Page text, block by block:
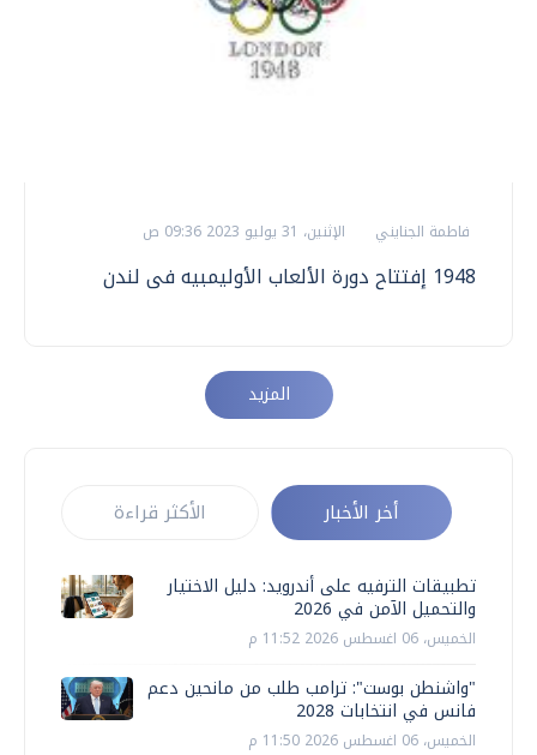
فاطمة الجنايني الإثنين، 31 يوليو 2023 09:36 ص
1948 إفتتاح دورة الألعاب الأوليمبيه فى لندن
المزيد
أخر الأخبار الأكثر قراءة
تطبيقات الترفيه على أندرويد: دليل الاختيار
والتحميل الآمن في 2026
الخميس، 06 اغسطس 2026 11:52 م
"واشنطن بوست": ترامب طلب من مانحين دعم
فانس في انتخابات 2028
الخميس، 06 اغسطس 2026 11:50 م